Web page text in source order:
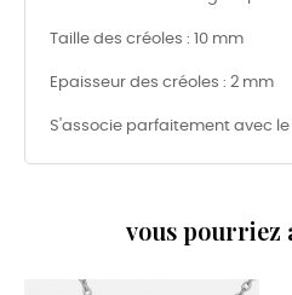
Taille des créoles : 10 mm
Epaisseur des créoles : 2 mm
S'associe parfaitement avec le
vous pourriez